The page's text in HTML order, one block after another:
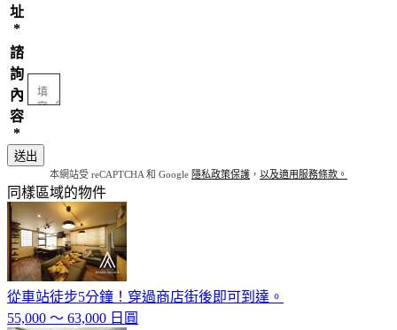
址
*
諮
詢
內
容
*
送出
本網站受 reCAPTCHA 和 Google 隱私政策保護 ， 以及適用服務條款。
同樣區域的物件
從車站徒步5分鐘！穿過商店街後即可到達。
55,000 ～ 63,000 日圓